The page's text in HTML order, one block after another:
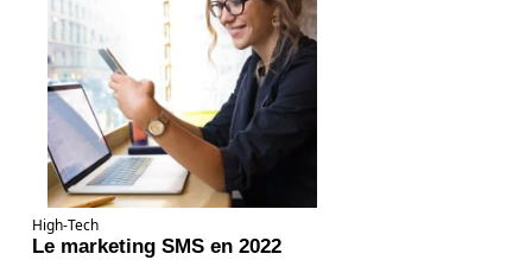
High-Tech
Le marketing SMS en 2022